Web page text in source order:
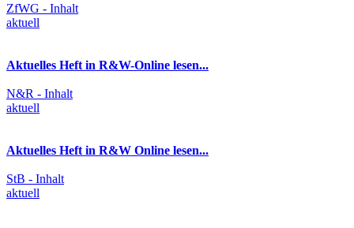
ZfWG - Inhalt
aktuell
Aktuelles Heft in R&W-Online lesen...
N&R - Inhalt
aktuell
Aktuelles Heft in R&W Online lesen...
StB - Inhalt
aktuell